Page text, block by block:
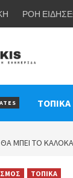
ΡΟΗ
ΤΟΠΙΚΑ
ΜΠΕΙ ΤΟ
ΤΟΠΙΚΑ